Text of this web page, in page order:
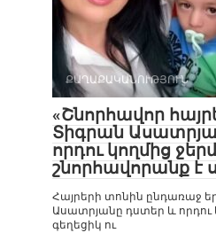
ՔԱՂԱՔԱԿԱՆՈՒԹՅՈՒՆ
«Շնորհավոր
Տիգրան
որդու կողմից ջերմ
շնորհավորանք է
Հայրերի տոնին ընդառաջ
Ասատրյանը դստեր և որդու
գեղեցիկ ու